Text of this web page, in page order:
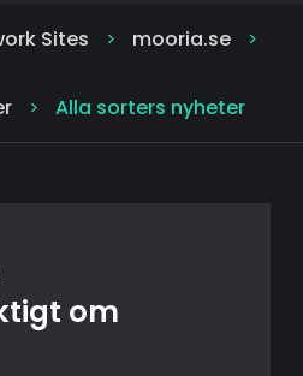
Sites > mooria.se >
> Alla sorters nyheter
om